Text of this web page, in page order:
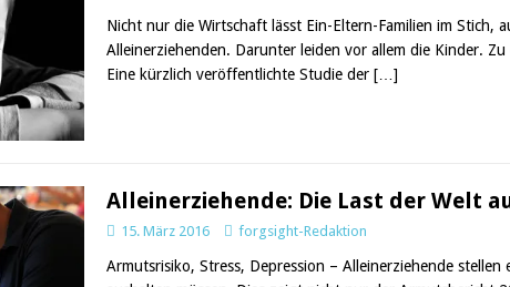
Nicht nur die Wirtschaft lässt Ein-Eltern-Familien im Stich,
Alleinerziehenden. Darunter leiden vor allem die Kinder.
Eine kürzlich veröffentlichte Studie der […]
Alleinerziehende: Die Last der Welt
15. März 2016 forgsight-Redaktion
Armutsrisiko, Stress, Depression – Alleinerziehende